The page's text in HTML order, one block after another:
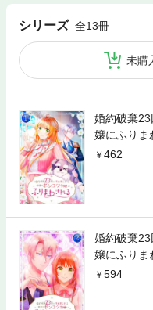
シリーズ 全13冊
未購
婚約破棄
嬢にふりま
462
婚約破棄
嬢にふりま
594